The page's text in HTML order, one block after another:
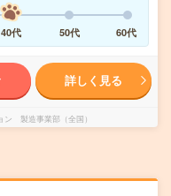
40代 50代 60代
詳しく見る
ン 製造事業部（全国）